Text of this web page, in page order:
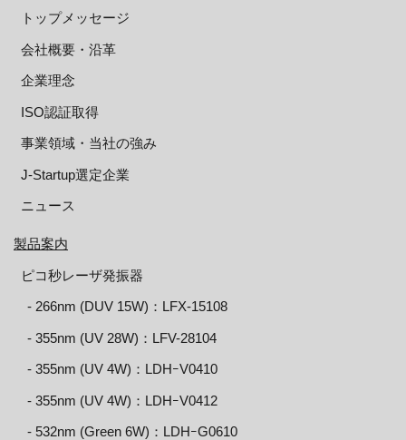
トップメッセージ
会社概要・沿革
企業理念
ISO認証取得
事業領域・当社の強み
J-Startup選定企業
ニュース
製品案内
ピコ秒レーザ発振器
‐ 266nm (DUV 15W)：LFX-15108
‐ 355nm (UV 28W)：LFV-28104
‐ 355nm (UV 4W)：LDHｰV0410
‐ 355nm (UV 4W)：LDHｰV0412
‐ 532nm (Green 6W)：LDHｰG0610